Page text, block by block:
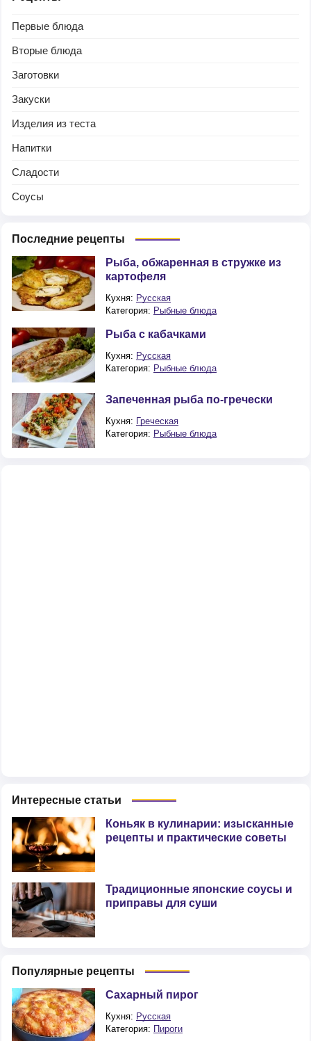
Первые блюда
Вторые блюда
Заготовки
Закуски
Изделия из теста
Напитки
Сладости
Соусы
Последние рецепты
Рыба, обжаренная в стружке из
картофеля
Кухня: Русская
Категория: Рыбные блюда
Рыба с кабачками
Кухня: Русская
Категория: Рыбные блюда
Запеченная рыба по-гречески
Кухня: Греческая
Категория: Рыбные блюда
Интересные статьи
Коньяк в кулинарии: изысканные
рецепты и практические советы
Традиционные японские соусы и
приправы для суши
Популярные рецепты
Сахарный пирог
Кухня: Русская
Категория: Пироги